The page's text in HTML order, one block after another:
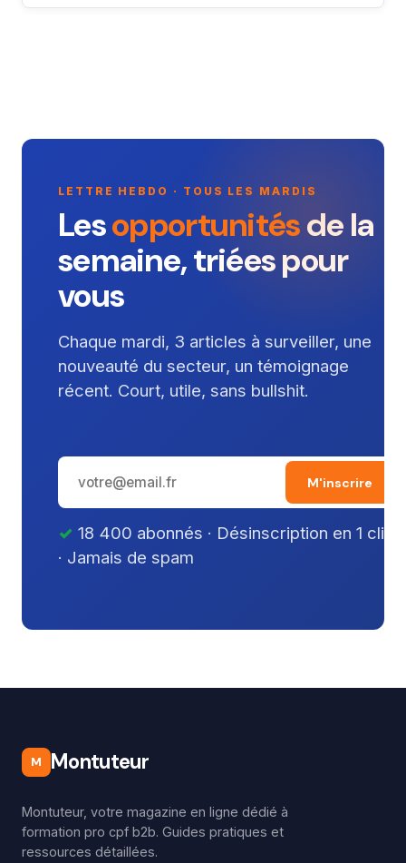
LETTRE HEBDO · TOUS LES MARDIS
Lesopportunitésde la
semaine, triées pour
vous
Chaque mardi, 3 articles à surveiller, une
nouveauté du secteur, un témoignage
récent. Court, utile, sans bullshit.
M'inscrire
18 400 abonnés · Désinscription en 1 clic
· Jamais de spam
M Montuteur
Montuteur, votre magazine en ligne dédié à
formation pro cpf b2b. Guides pratiques et
ressources détaillées.